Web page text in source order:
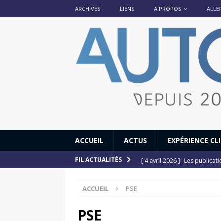
ARCHIVES LIENS A PROPOS
ACCUEIL ACTUS EXPÉRIENCE
FIL ACTUALITÉS [ 4 avril 2026 ] Les
ACCUEIL PSE
PSE